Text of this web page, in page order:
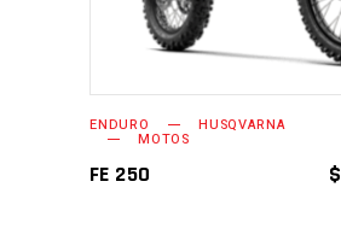
ENDURO HUSQVARNA
MOTOS
FE 250 $